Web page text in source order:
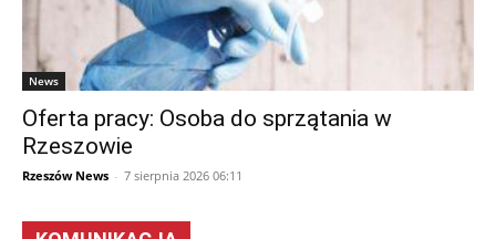
News
Oferta pracy: Osoba do sprzątania w
Rzeszowie
Rzeszów News - 7 sierpnia 2026 06:11